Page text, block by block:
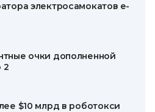
электросамокатов e-
очки дополненной
2
$10 млрд в роботокси